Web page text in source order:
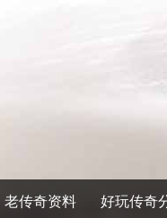
老传奇资料 好玩传奇